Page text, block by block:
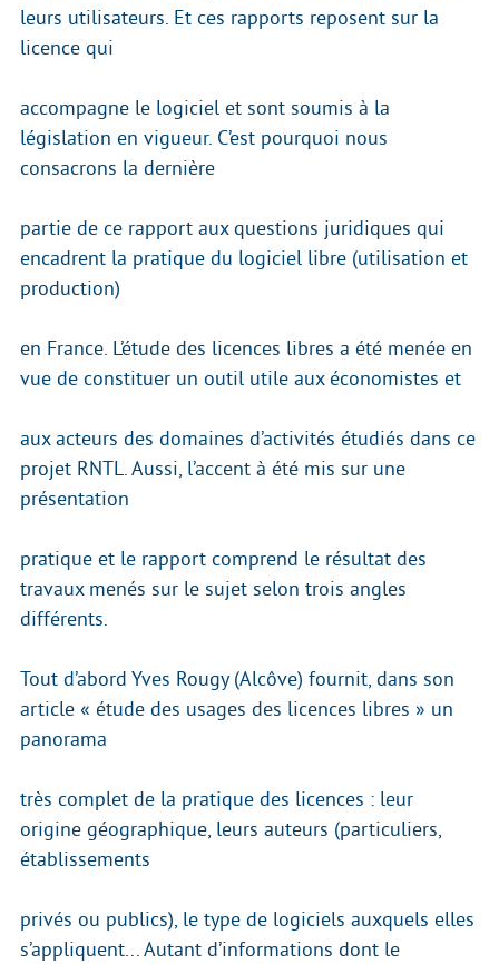
leurs utilisateurs. Et ces rapports reposent sur la
licence qui
accompagne le logiciel et sont soumis à la
législation en vigueur. C’est pourquoi nous
consacrons la dernière
partie de ce rapport aux questions juridiques qui
encadrent la pratique du logiciel libre (utilisation et
production)
en France. L’étude des licences libres a été menée en
vue de constituer un outil utile aux économistes et
aux acteurs des domaines d’activités étudiés dans ce
projet RNTL. Aussi, l’accent à été mis sur une
présentation
pratique et le rapport comprend le résultat des
travaux menés sur le sujet selon trois angles
différents.
Tout d’abord Yves Rougy (Alcôve) fournit, dans son
article « étude des usages des licences libres » un
panorama
très complet de la pratique des licences : leur
origine géographique, leurs auteurs (particuliers,
établissements
privés ou publics), le type de logiciels auxquels elles
s’appliquent... Autant d’informations dont le